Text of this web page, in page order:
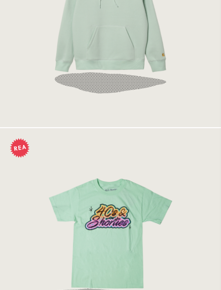
Carhartt WIP Hooded Chase Sweat Pale
Spearmint/Gold